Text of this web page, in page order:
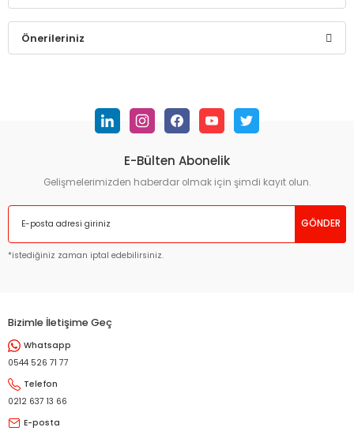
Bu ürüne ilk yorumu siz yapın!
Yorum Yaz
Önerileriniz
kullanarak tarafımıza iletebilirsiniz.
Görüş ve önerileriniz için teşekkür ederiz.
Ürün resmi kalitesiz, bozuk veya görüntülenemiyor.
Ürün açıklamasında eksik bilgiler bulunuyor.
Ürün bilgilerinde hatalar bulunuyor.
Ürün fiyatı diğer sitelerden daha pahalı.
E-Bülten Abonelik
Gelişmelerimizden haberdar olmak için şimdi kayıt olun.
GÖNDER
*istediğiniz zaman iptal edebilirsiniz.
Bizimle İletişime Geç
Whatsapp
0544 526 71 77
Telefon
0212 637 13 66
E-posta